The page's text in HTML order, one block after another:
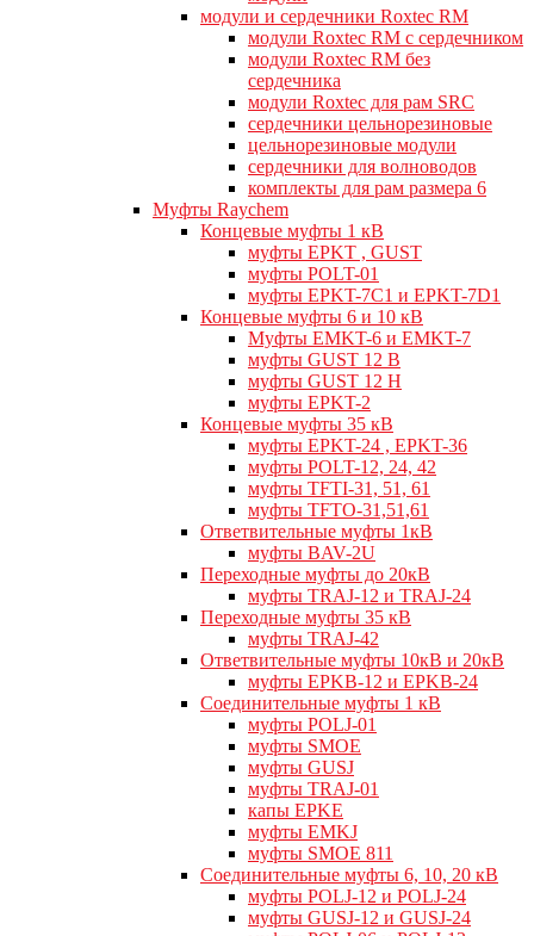
модули и сердечники Roxtec RM
модули Roxtec RM с сердечником
модули Roxtec RM без
сердечника
модули Roxtec для рам SRC
сердечники цельнорезиновые
цельнорезиновые модули
сердечники для волноводов
комплекты для рам размера 6
Муфты Raychem
Концевые муфты 1 кВ
муфты EPKT , GUST
муфты POLT-01
муфты EPKT-7C1 и EPKT-7D1
Концевые муфты 6 и 10 кВ
Муфты EMKT-6 и EMKT-7
муфты GUST 12 В
муфты GUST 12 Н
муфты EPKT-2
Концевые муфты 35 кВ
муфты EPKT-24 , EPKT-36
муфты POLT-12, 24, 42
муфты TFTI-31, 51, 61
муфты TFTO-31,51,61
Ответвительные муфты 1кВ
муфты BAV-2U
Переходные муфты до 20кВ
муфты TRAJ-12 и TRAJ-24
Переходные муфты 35 кВ
муфты TRAJ-42
Ответвительные муфты 10кВ и 20кВ
муфты EPKB-12 и EPKB-24
Cоединительные муфты 1 кВ
муфты POLJ-01
муфты SMOE
муфты GUSJ
муфты TRAJ-01
капы EPKE
муфты EMKJ
муфты SMOE 811
Соединительные муфты 6, 10, 20 кВ
муфты POLJ-12 и POLJ-24
муфты GUSJ-12 и GUSJ-24